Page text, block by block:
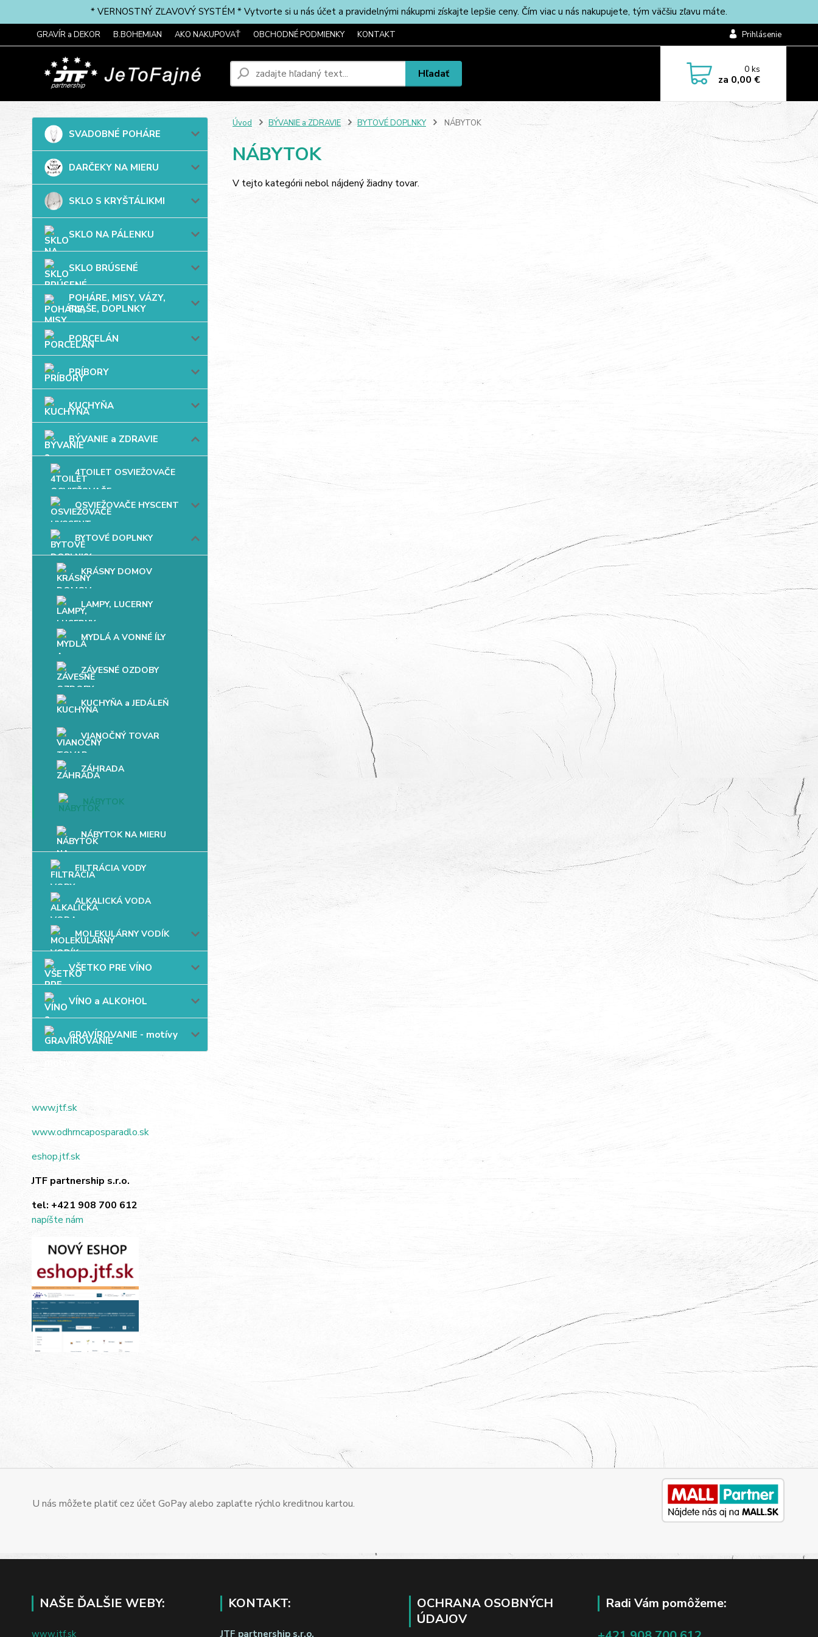
* VERNOSTNÝ ZĽAVOVÝ SYSTÉM * Vytvorte si u nás účet a pravidelnými nákupmi získajte lepšie ceny. Čím viac u nás nakupujete, tým väčšiu zľavu máte.
GRAVÍR a DEKOR B.BOHEMIAN AKO NAKUPOVAŤ OBCHODNÉ PODMIENKY KONTAKT Prihlásenie
Hľadať 0ks
za 0,00 €
SVADOBNÉ POHÁRE
DARČEKY NA MIERU
SKLO S KRYŠTÁLIKMI
SKLO NA PÁLENKU
SKLO BRÚSENÉ
POHÁRE, MISY, VÁZY,
FĽAŠE, DOPLNKY
PORCELÁN
PRÍBORY
KUCHYŇA
BÝVANIE a ZDRAVIE
4TOILET OSVIEŽOVAČE
OSVIEŽOVAČE HYSCENT
BYTOVÉ DOPLNKY
KRÁSNY DOMOV
LAMPY, LUCERNY
MYDLÁ A VONNÉ ÍLY
ZÁVESNÉ OZDOBY
KUCHYŇA a JEDÁLEŇ
VIANOČNÝ TOVAR
ZÁHRADA
NÁBYTOK
NÁBYTOK NA MIERU
FILTRÁCIA VODY
ALKALICKÁ VODA
MOLEKULÁRNY VODÍK
VŠETKO PRE VÍNO
VÍNO a ALKOHOL
GRAVÍROVANIE - motívy
www.jtf.sk
www.odhrncaposparadlo.sk
eshop.jtf.sk
JTF partnership s.r.o.
tel: +421 908 700 612
napíšte nám
Úvod BÝVANIE a ZDRAVIE BYTOVÉ DOPLNKY NÁBYTOK
NÁBYTOK
V tejto kategórii nebol nájdený žiadny tovar.
U nás môžete platiť cez účet GoPay alebo zaplaťte rýchlo kreditnou kartou.
NAŠE ĎALŠIE WEBY:
www.jtf.sk
KONTAKT:
JTF partnership s.r.o.
OCHRANA OSOBNÝCH
ÚDAJOV
Radi Vám pomôžeme: